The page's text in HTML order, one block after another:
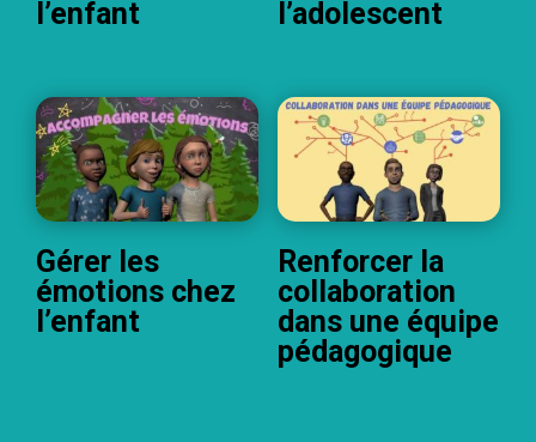
l’enfant
l’adolescent
Gérer les
émotions chez
l’enfant
Renforcer la
collaboration
dans une équipe
pédagogique